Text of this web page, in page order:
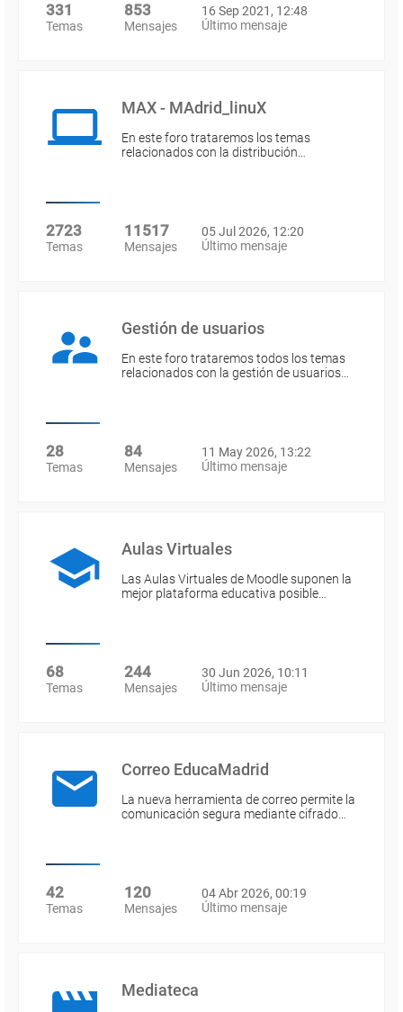
331
Temas
853
Mensajes
16 Sep 2021, 12:48
Último mensaje
MAX - MAdrid_linuX
En este foro trataremos los temas
relacionados con la distribución…
2723
Temas
11517
Mensajes
05 Jul 2026, 12:20
Último mensaje
Gestión de usuarios
En este foro trataremos todos los temas
relacionados con la gestión de usuarios…
28
Temas
84
Mensajes
11 May 2026, 13:22
Último mensaje
Aulas Virtuales
Las Aulas Virtuales de Moodle suponen la
mejor plataforma educativa posible…
68
Temas
244
Mensajes
30 Jun 2026, 10:11
Último mensaje
Correo EducaMadrid
La nueva herramienta de correo permite la
comunicación segura mediante cifrado…
42
Temas
120
Mensajes
04 Abr 2026, 00:19
Último mensaje
Mediateca